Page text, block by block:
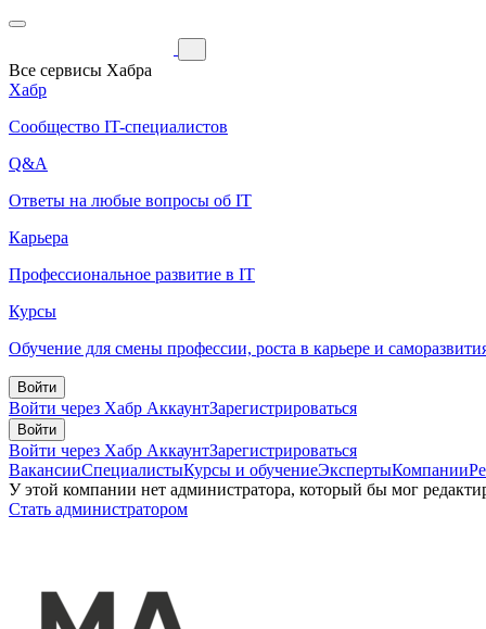
Все сервисы Хабра
Хабр
Сообщество IT-специалистов
Q&A
Ответы на любые вопросы об IT
Карьера
Профессиональное развитие в IT
Курсы
Обучение для смены профессии, роста в карьере и
Войти
Войти через Хабр АккаунтЗарегистрироваться
Войти
Войти через Хабр АккаунтЗарегистрироваться
ВакансииСпециалистыКурсы и обучениеЭкспертыКомпании
У этой компании нет администратора, который бы мог
Стать администратором